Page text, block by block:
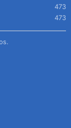
473
473